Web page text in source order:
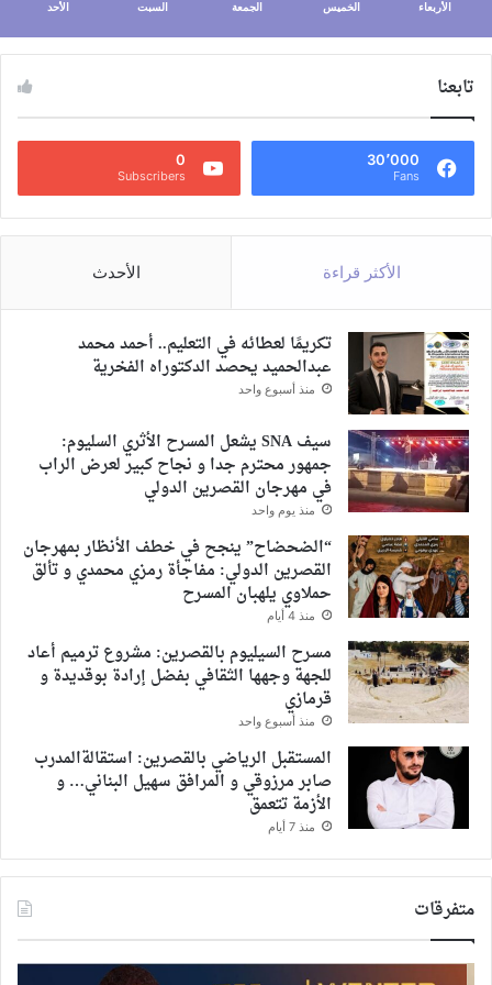
الأربعاء الخميس الجمعة السبت الأحد
تابعنا
30٬000
Fans
0
Subscribers
الأكثر قراءة الأحدث
تكريمًا لعطائه في التعليم.. أحمد محمد
عبدالحميد يحصد الدكتوراه الفخرية
منذ أسبوع واحد
سيف SNA يشعل المسرح الأثري السليوم:
جمهور محترم جدا و نجاح كبير لعرض الراب
في مهرجان القصرين الدولي
منذ يوم واحد
“الضحضاح” ينجح في خطف الأنظار بمهرجان
القصرين الدولي: مفاجأة رمزي محمدي و تألق
حملاوي يلهبان المسرح
منذ 4 أيام
مسرح السيليوم بالقصرين: مشروع ترميم أعاد
للجهة وجهها الثقافي بفضل إرادة بوقديدة و
قرمازي
منذ أسبوع واحد
المستقبل الرياضي بالقصرين: استقالةالمدرب
صابر مرزوقي و المرافق سهيل البناني… و
الأزمة تتعمق
منذ 7 أيام
متفرقات